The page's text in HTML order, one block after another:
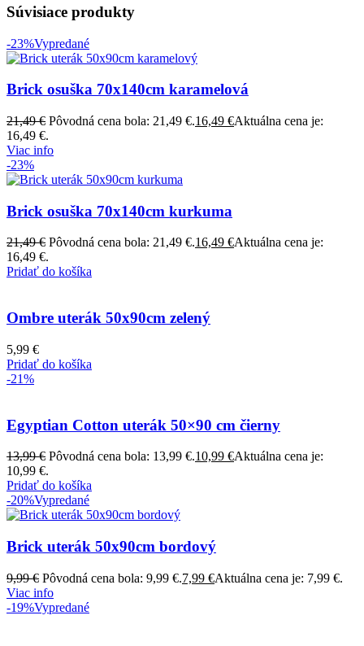
Súvisiace produkty
-23%Vypredané
Brick osuška 70x140cm karamelová
21,49€ Pôvodná cena bola: 21,49 €.16,49 €Aktuálna cena je:
16,49 €.
Viac info
-23%
Brick osuška 70x140cm kurkuma
21,49€ Pôvodná cena bola: 21,49 €.16,49 €Aktuálna cena je:
16,49 €.
Pridať do košíka
Ombre uterák 50x90cm zelený
5,99 €
Pridať do košíka
-21%
Egyptian Cotton uterák 50×90 cm čierny
13,99€ Pôvodná cena bola: 13,99 €.10,99 €Aktuálna cena je:
10,99 €.
Pridať do košíka
-20%Vypredané
Brick uterák 50x90cm bordový
9,99€ Pôvodná cena bola: 9,99 €.7,99 €Aktuálna cena je: 7,99 €.
Viac info
-19%Vypredané